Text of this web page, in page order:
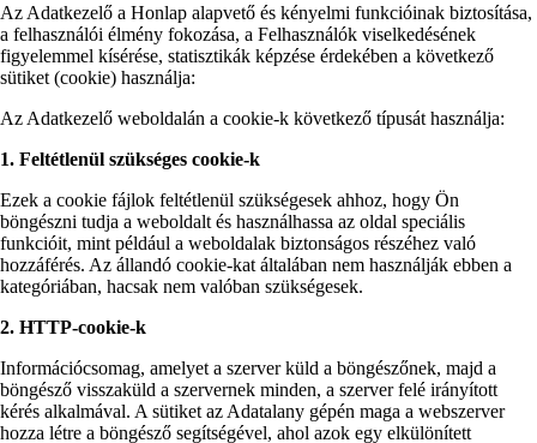
Az Adatkezelő a Honlap alapvető és kényelmi funkcióinak biztosítása,
a felhasználói élmény fokozása, a Felhasználók viselkedésének
figyelemmel kísérése, statisztikák képzése érdekében a következő
sütiket (cookie) használja:
Az Adatkezelő weboldalán a cookie-k következő típusát használja:
1. Feltétlenül szükséges cookie-k
Ezek a cookie fájlok feltétlenül szükségesek ahhoz, hogy Ön
böngészni tudja a weboldalt és használhassa az oldal speciális
funkcióit, mint például a weboldalak biztonságos részéhez való
hozzáférés. Az állandó cookie-kat általában nem használják ebben a
kategóriában, hacsak nem valóban szükségesek.
2. HTTP-cookie-k
Információcsomag, amelyet a szerver küld a böngészőnek, majd a
böngésző visszaküld a szervernek minden, a szerver felé irányított
kérés alkalmával. A sütiket az Adatalany gépén maga a webszerver
hozza létre a böngésző segítségével, ahol azok egy elkülönített